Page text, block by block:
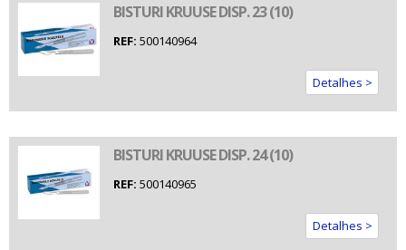
BISTURI KRUUSE DISP. 23 (10)
REF: 500140964
Detalhes >
BISTURI KRUUSE DISP. 24 (10)
REF: 500140965
Detalhes >